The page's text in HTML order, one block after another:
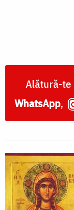
Alătură-te
WhatsApp,